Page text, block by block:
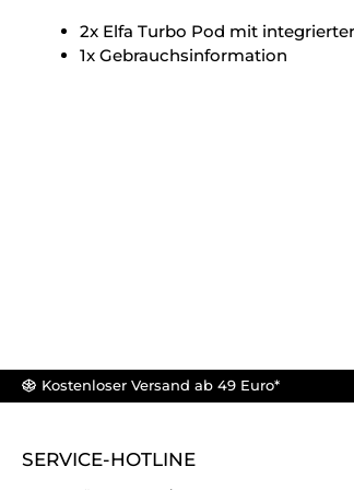
2x Elfa Turbo Pod mit
1x Gebrauchsinformation
Kostenloser Versand ab 49 Euro*
SERVICE-HOTLINE